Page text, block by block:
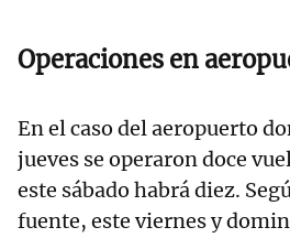
Operaciones en
En el caso del aeropuerto
jueves se operaron doce
este sábado habrá diez.
fuente, este viernes y